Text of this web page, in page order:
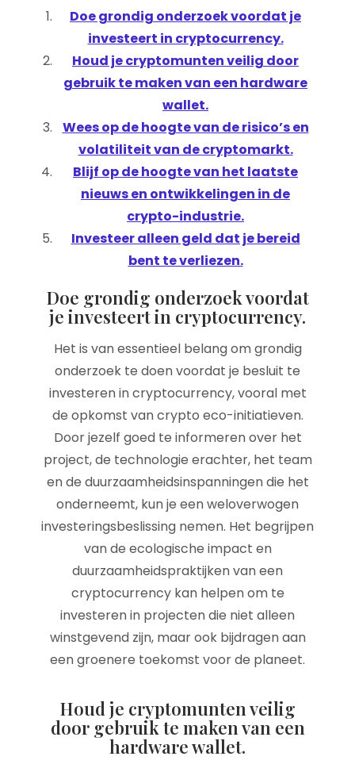
Doe grondig onderzoek voordat je
investeert in cryptocurrency.
Houd je cryptomunten veilig door
gebruik te maken van een hardware
wallet.
Wees op de hoogte van de risico’s en
volatiliteit van de cryptomarkt.
Blijf op de hoogte van het laatste
nieuws en ontwikkelingen in de
crypto-industrie.
Investeer alleen geld dat je bereid
bent te verliezen.
Doe grondig onderzoek voordat
je investeert in cryptocurrency.
Het is van essentieel belang om grondig
onderzoek te doen voordat je besluit te
investeren in cryptocurrency, vooral met
de opkomst van crypto eco-initiatieven.
Door jezelf goed te informeren over het
project, de technologie erachter, het team
en de duurzaamheidsinspanningen die het
onderneemt, kun je een weloverwogen
investeringsbeslissing nemen. Het begrijpen
van de ecologische impact en
duurzaamheidspraktijken van een
cryptocurrency kan helpen om te
investeren in projecten die niet alleen
winstgevend zijn, maar ook bijdragen aan
een groenere toekomst voor de planeet.
Houd je cryptomunten veilig
door gebruik te maken van een
hardware wallet.